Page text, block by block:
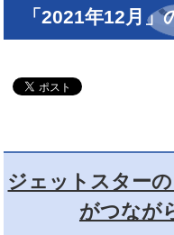
「2021年12月」
ジェットスター
がつなが